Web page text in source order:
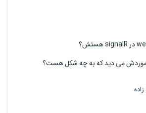
می دید که به چه شکل هست؟